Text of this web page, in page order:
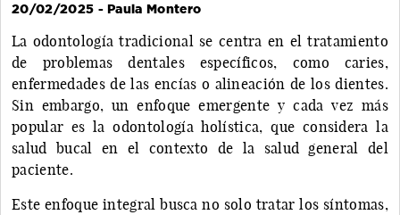
20/02/2025 - Paula Montero
La odontología tradicional se centra en el tratamiento
de problemas dentales específicos, como caries,
enfermedades de las encías o alineación de los dientes.
Sin embargo, un enfoque emergente y cada vez más
popular es la odontología holística, que considera la
salud bucal en el contexto de la salud general del
paciente.
Este enfoque integral busca no solo tratar los síntomas,